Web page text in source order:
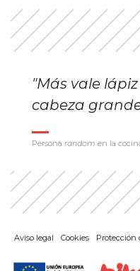
"Más vale
cabeza
Persona random en la
Aviso legal Cookies Protección